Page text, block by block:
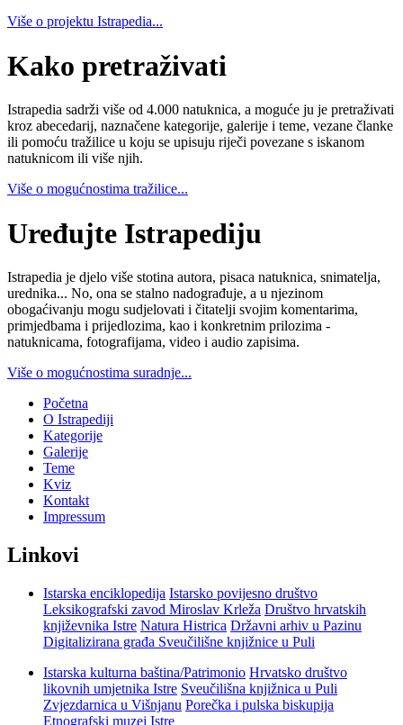
Više o projektu Istrapedia...
Kako pretraživati
Istrapedia sadrži više od 4.000 natuknica, a moguće ju je pretraživati
kroz abecedarij, naznačene kategorije, galerije i teme, vezane članke
ili pomoću tražilice u koju se upisuju riječi povezane s iskanom
natuknicom ili više njih.
Više o mogućnostima tražilice...
Uređujte Istrapediju
Istrapedia je djelo više stotina autora, pisaca natuknica, snimatelja,
urednika... No, ona se stalno nadograđuje, a u njezinom
obogaćivanju mogu sudjelovati i čitatelji svojim komentarima,
primjedbama i prijedlozima, kao i konkretnim prilozima -
natuknicama, fotografijama, video i audio zapisima.
Više o mogućnostima suradnje...
Početna
O Istrapediji
Kategorije
Galerije
Teme
Kviz
Kontakt
Impressum
Linkovi
Istarska enciklopedija Istarsko povijesno društvo
Leksikografski zavod Miroslav Krleža Društvo hrvatskih
književnika Istre Natura Histrica Državni arhiv u Pazinu
Digitalizirana građa Sveučilišne knjižnice u Puli
Istarska kulturna baština/Patrimonio Hrvatsko društvo
likovnih umjetnika Istre Sveučilišna knjižnica u Puli
Zvjezdarnica u Višnjanu Porečka i pulska biskupija
Etnografski muzej Istre